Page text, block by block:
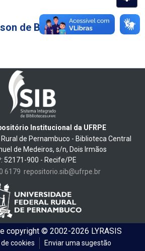
de Barros 2
Institucional da UFRPE
de Pernambuco - Biblioteca Central
de Medeiros, s/n, Dois Irmãos
52171-900 - Recife/PE
6179 repositorio.sib@ufrpe.br
copyright © 2002-2026 LYRASIS
cookies Enviar uma sugestão